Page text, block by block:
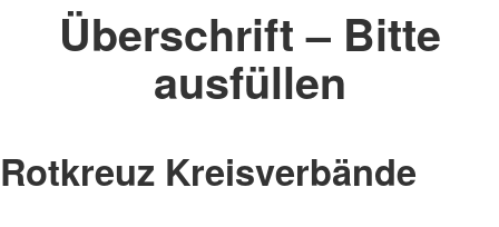
Überschrift – Bitte
ausfüllen
Rotkreuz Kreisverbände